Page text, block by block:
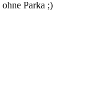
Parka ;)